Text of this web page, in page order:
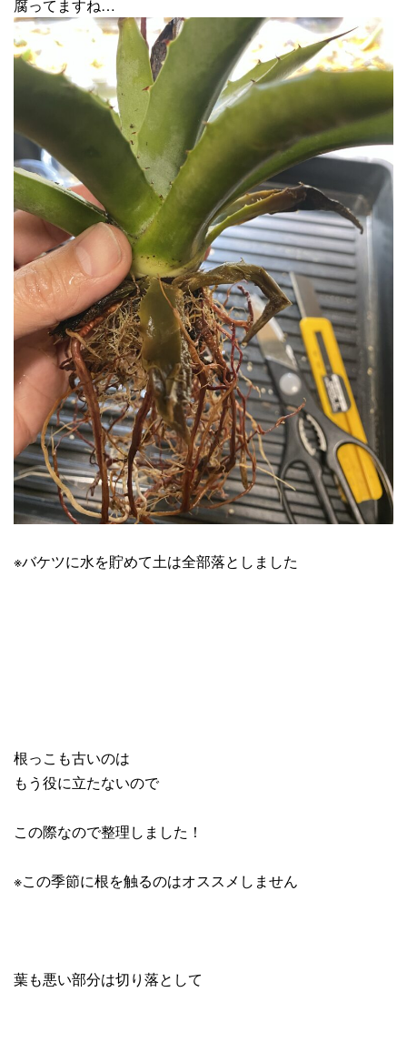
腐ってますね…
※バケツに水を貯めて土は全部落としました
根っこも古いのは
もう役に立たないので
この際なので整理しました！
※この季節に根を触るのはオススメしません
葉も悪い部分は切り落として